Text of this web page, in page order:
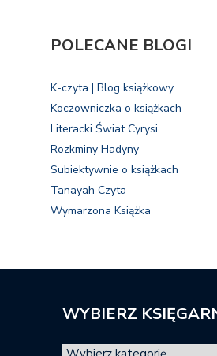
POLECANE BLOGI
K-czyta | Blog książkowy
Koczowniczka o książkach
Literacki Świat Cyrysi
Rozkminy Hadyny
Subiektywnie o książkach
Tanayah Czyta
Wymarzona Książka
WYBIERZ